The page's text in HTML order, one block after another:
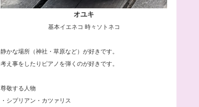
オユキ
基本イエネコ 時々ソトネコ
静かな場所（神社・草原など）が好きです。
考え事をしたりピアノを弾くのが好きです。
尊敬する人物
・シプリアン・カツァリス